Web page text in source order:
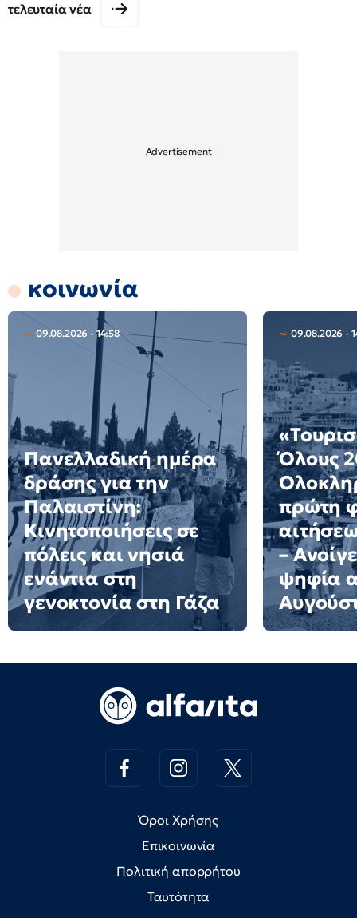
τελευταία νέα
κοινωνία
09.08.2026 - 14:58
Πανελλαδική ημέρα
δράσης για την
Παλαιστίνη:
Κινητοποιήσεις σε
πόλεις και νησιά
ενάντια στη
γενοκτονία στη Γάζα
09.08.2026 -
Όλους
πρώτη
–
ψηφία
Όροι Χρήσης
Επικοινωνία
Πολιτική απορρήτου
Ταυτότητα